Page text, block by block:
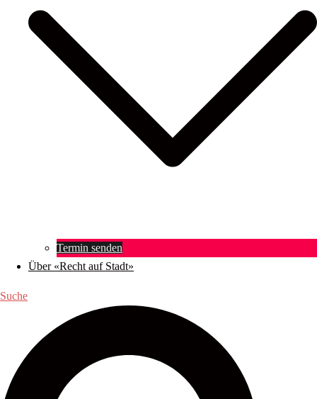
Termin senden
Über «Recht auf Stadt»
Suche